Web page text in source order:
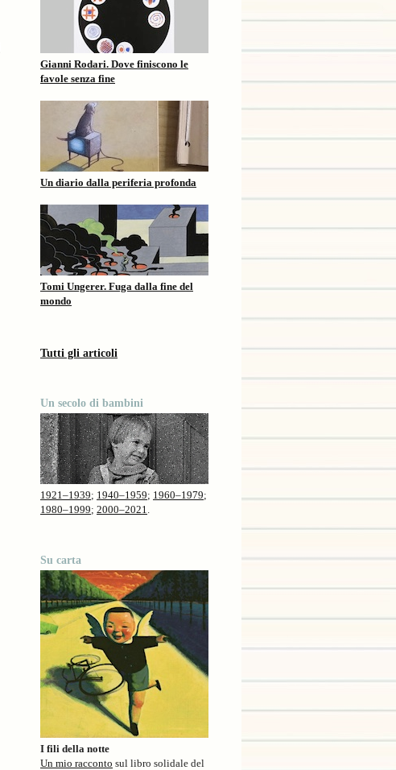
Gianni Rodari. Dove finiscono le
favole senza fine
Un diario dalla periferia profonda
Tomi Ungerer. Fuga dalla fine del
mondo
Tutti gli articoli
Un secolo di bambini
1921–1939; 1940–1959; 1960–1979;
1980–1999; 2000–2021
Su carta
I fili della notte
Un mio racconto sul libro solidale del